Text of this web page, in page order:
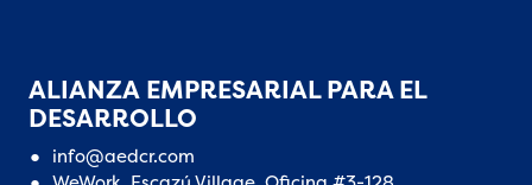
ALIANZA EMPRESARIAL PARA EL
DESARROLLO
info@aedcr.com